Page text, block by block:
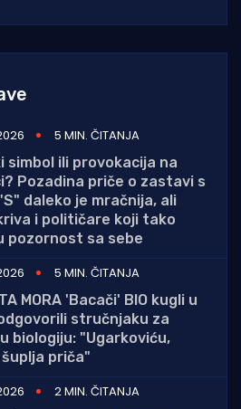
5 MIN. ČITANJA
simbol ili provokacija na
Pozadina priče o zastavi s
daleko je mračnija, ali
i političare koji tako
pozornost sa sebe
5 MIN. ČITANJA
MORA 'Bacači' BIO kugli u
stručnjaku za
biologiju: "Ugarkoviću,
priča"
2 MIN. ČITANJA